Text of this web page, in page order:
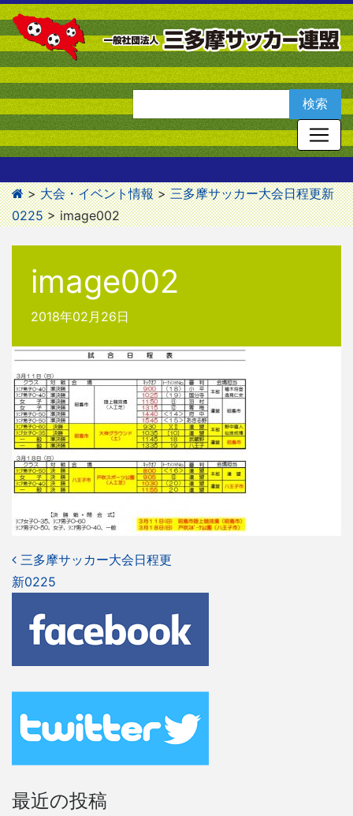
>大会・イベント情報>三多摩サッカー大会日程更新
0225>image002
image002
2018年02月26日
投
稿
ナ
ビ
ゲ
ー
シ
三多摩サッカー大会日程更
新0225
最近の投稿